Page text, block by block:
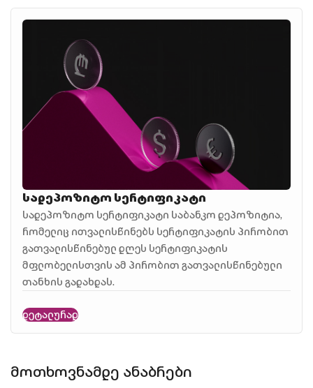
სადეპოზიტო სერტიფიკატი
სადეპოზიტო სერტიფიკატი საბანკო დეპოზიტია,
რომელიც ითვალისწინებს სერტიფიკატის პირობით
გათვალისწინებულ დღეს სერტიფიკატის
მფლობელისთვის ამ პირობით გათვალისწინებული
თანხის გადახდას.
დეტალურად
მოთხოვნამდე ანაბრები